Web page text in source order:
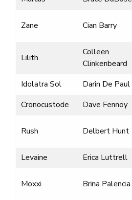
Zane Cian Barry
Lilith
Colleen
Clinkenbeard
Idolatra Sol Darin De Paul
Cronocustode
Dave Fennoy
Rush Delbert Hunt
Levaine
Erica Luttrell
Moxxi Brina Palencia